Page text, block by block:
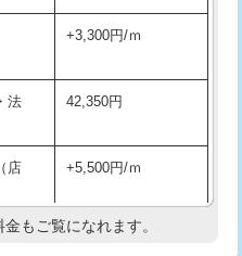
です。
） 16,500円
超
+3,300円/ｍ
法
42,350円
店
+5,500円/ｍ
現地調査
もご覧になれます。